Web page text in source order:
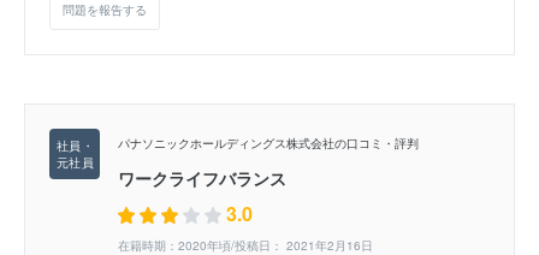
問題を報告する
パナソニックホールディングス株式会社の口コミ・評判
ワークライフバランス
3.0
在籍時期：2020年頃/投稿日： 2021年2月16日